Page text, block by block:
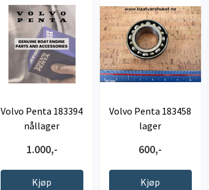
Volvo Penta 183394
nållager
1.000,-
Kjøp
Volvo Penta 183458
lager
600,-
Kjøp